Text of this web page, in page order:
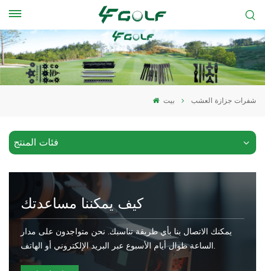
بيت شفرات جزازة العشب
فئات المنتج
كيف يمكننا مساعدتك
يمكنك الاتصال بنا بأي طريقة تناسبك. نحن متواجدون على مدار
الساعة طوال أيام الأسبوع عبر البريد الإلكتروني أو الهاتف.